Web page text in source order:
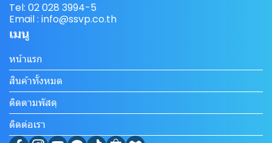
Tel: 02 028 3994-5
Email : info@ssvp.co.th
เมนู
หน้าแรก
สินค้าทั้งหมด
ติดตามพัสดุ
ติดต่อเรา